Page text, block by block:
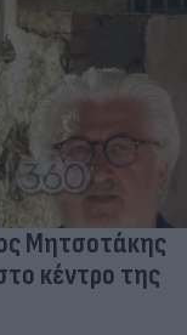
Μητσοτάκης
κέντρο της